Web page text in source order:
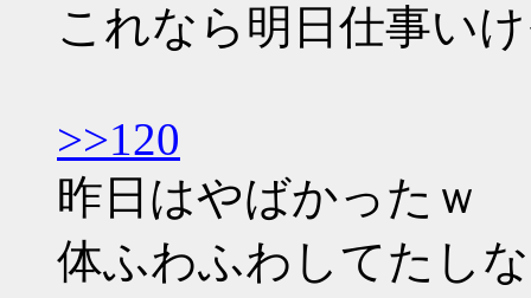
これなら明日仕事い
>>120
昨日はやばかったｗ
体ふわふわしてたしな